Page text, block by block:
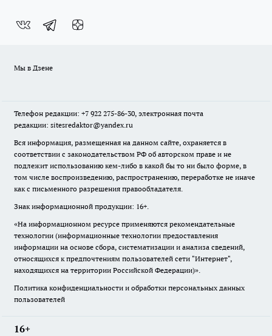
Мы в Дзене
Телефон редакции: +7 922 275-86-30, электронная почта
редакции: sitesredaktor@yandex.ru
Вся информация, размещенная на данном сайте, охраняется в
соответствии с законодательством РФ об авторском праве и не
подлежит использованию кем-либо в какой бы то ни было форме, в
том числе воспроизведению, распространению, переработке не иначе
как с письменного разрешения правообладателя.
Знак информационной продукции: 16+.
«На информационном ресурсе применяются рекомендательные
технологии (информационные технологии предоставления
информации на основе сбора, систематизации и анализа сведений,
относящихся к предпочтениям пользователей сети "Интернет",
находящихся на территории Российской Федерации)».
Политика конфиденциальности и обработки персональных данных
пользователей
16+